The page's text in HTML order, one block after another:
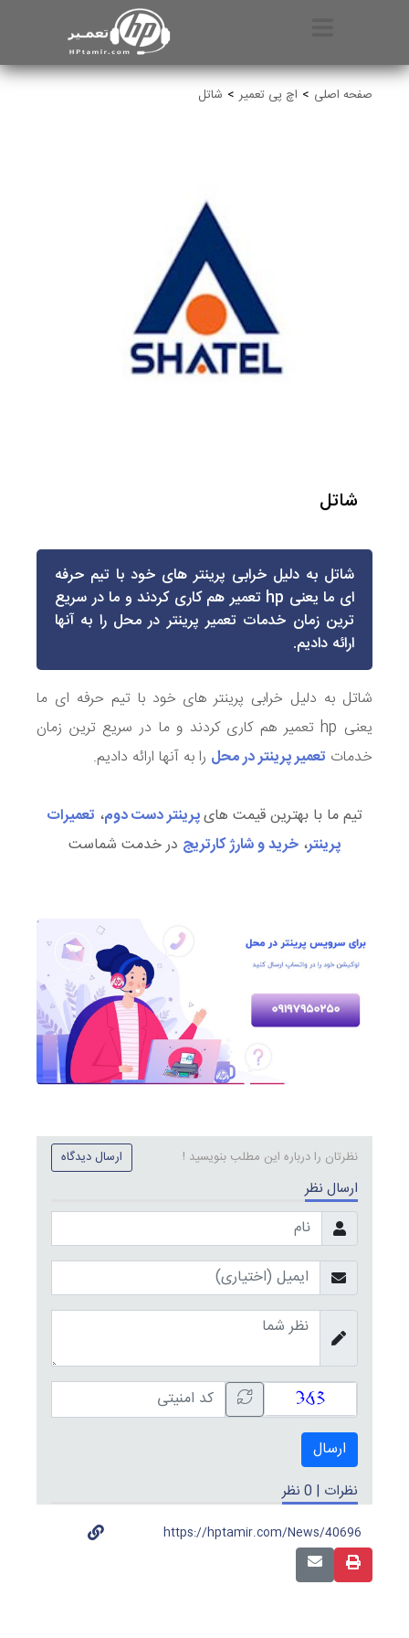
صفحه اصلی اچ پی تعمیر شاتل
شاتل
شاتل به دلیل خرابی پرینتر های خود با تیم حرفه
ای ما یعنی hp تعمیر هم کاری کردند و ما در سریع
ترین زمان خدمات تعمیر پرینتر در محل را به آنها
ارائه دادیم.
شاتل به دلیل خرابی پرینتر های خود با تیم حرفه ای ما
یعنی hp تعمیر هم کاری کردند و ما در سریع ترین زمان
خدمات تعمیر پرینتر در محل را به آنها ارائه دادیم.
تیم ما با بهترین قیمت هایپرینتر دست دوم، تعمیرات
پرینتر، خرید و شارژ کارتریج در خدمت شماست
نظرتان را درباره این مطلب بنویسید ! ارسال دیدگاه
ارسال نظر
ارسال
نظرات | 0 نظر